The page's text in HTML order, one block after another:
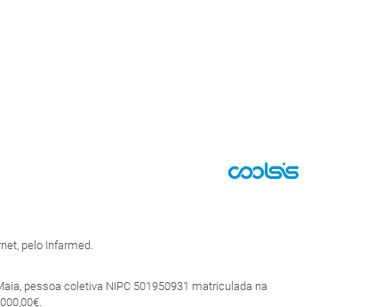
pelo Infarmed.
pessoa coletiva NIPC 501950931 matriculada na